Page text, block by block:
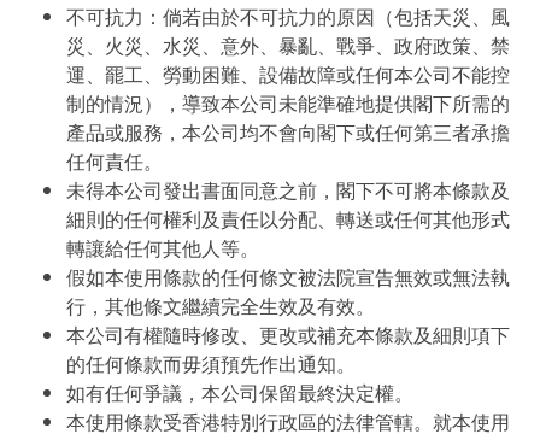
不可抗力：倘若由於不可抗力的原因（包括天災、風
災、火災、水災、意外、暴亂、戰爭、政府政策、禁
運、罷工、勞動困難、設備故障或任何本公司不能控
制的情況），導致本公司未能準確地提供閣下所需的
產品或服務，本公司均不會向閣下或任何第三者承擔
任何責任。
未得本公司發出書面同意之前，閣下不可將本條款及
細則的任何權利及責任以分配、轉送或任何其他形式
轉讓給任何其他人等。
假如本使用條款的任何條文被法院宣告無效或無法執
行，其他條文繼續完全生效及有效。
本公司有權隨時修改、更改或補充本條款及細則項下
的任何條款而毋須預先作出通知。
如有任何爭議，本公司保留最終決定權。
本使用條款受香港特別行政區的法律管轄。就本使用